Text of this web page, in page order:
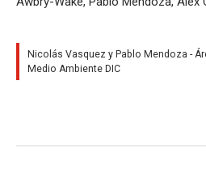
Nicolás Vasquez y Pablo Mendoza -
Medio Ambiente DIC